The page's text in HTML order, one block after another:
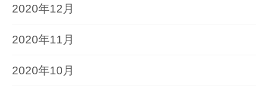
2020年12月
2020年11月
2020年10月